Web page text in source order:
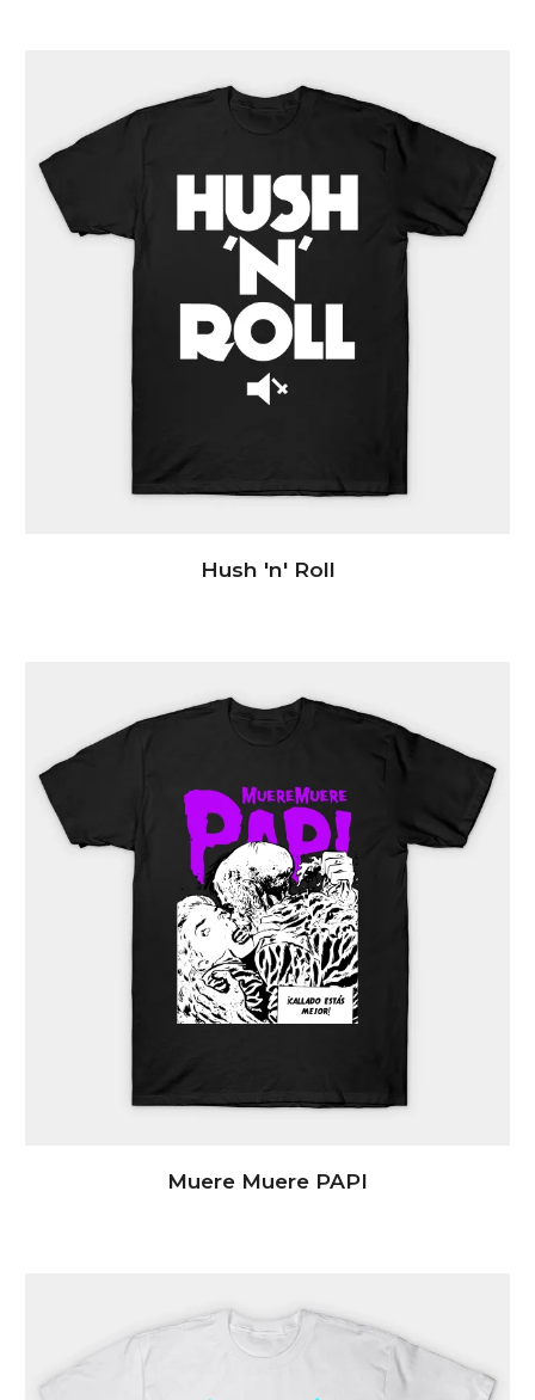
Hush 'n' Roll
Muere Muere PAPI